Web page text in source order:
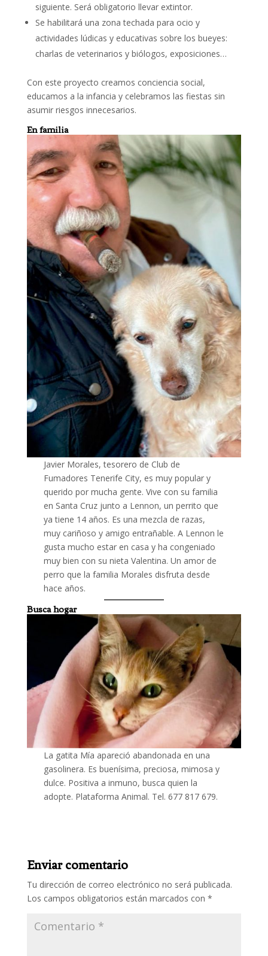
siguiente. Será obligatorio llevar extintor.
Se habilitará una zona techada para ocio y
actividades lúdicas y educativas sobre los bueyes:
charlas de veterinarios y biólogos, exposiciones…
Con este proyecto creamos conciencia social,
educamos a la infancia y celebramos las fiestas sin
asumir riesgos innecesarios.
En familia
Javier Morales, tesorero de Club de
Fumadores Tenerife City, es muy popular y
querido por mucha gente. Vive con su familia
en Santa Cruz junto a Lennon, un perrito que
ya tiene 14 años. Es una mezcla de razas,
muy cariñoso y amigo entrañable. A Lennon le
gusta mucho estar en casa y ha congeniado
muy bien con su nieta Valentina. Un amor de
perro que la familia Morales disfruta desde
hace años.
Busca hogar
La gatita Mía apareció abandonada en una
gasolinera. Es buenísima, preciosa, mimosa y
dulce. Positiva a inmuno, busca quien la
adopte. Plataforma Animal. Tel. 677 817 679.
Enviar comentario
Tu dirección de correo electrónico no será publicada.
Los campos obligatorios están marcados con *